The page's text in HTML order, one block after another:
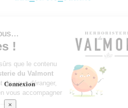
Bonjour c'est nous...
les Cookies !
On a attendu d'être sûrs que le contenu
du site de l'Herboristerie du Valmont
vous intéresse avant de vous déranger,
mais on aimerait bien vous accompagner
pendant votre visite...
Nom de la liste d'envies
Annuler Créer une liste d'envies
Connexion
×